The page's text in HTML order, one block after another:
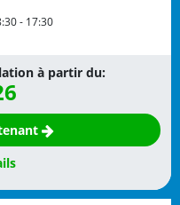
- 17:30
à partir du: